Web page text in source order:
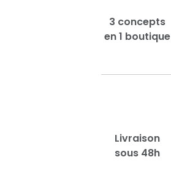
3 concepts
en 1 boutique
Livraison
sous 48h